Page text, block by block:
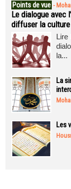
Points de vue -
Le dialogue avec
diffuser la
Lire
la...
La
Les